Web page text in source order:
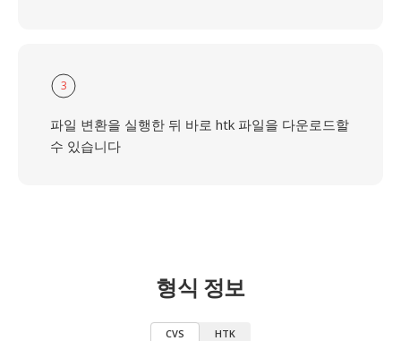
3
파일 변환을 실행한 뒤 바로 htk 파일을 다운로드할
수 있습니다
형식 정보
CVS HTK